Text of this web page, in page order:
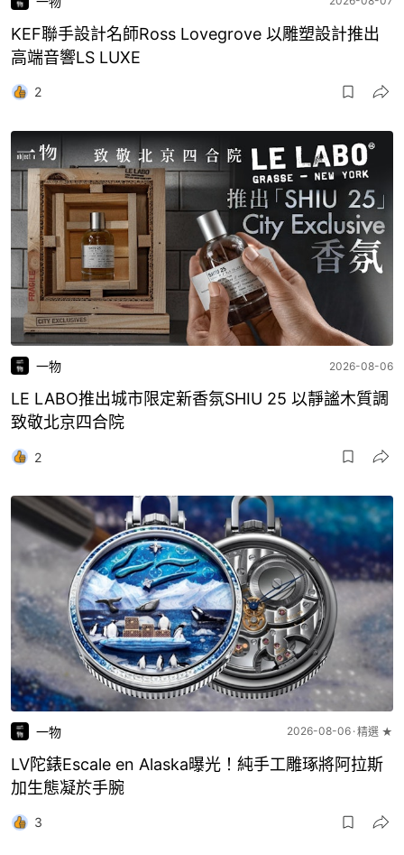
KEF聯手設計名師Ross Lovegrove 以雕塑設計推出
高端音響LS LUXE
2
一物 2026-08-06
LE LABO推出城市限定新香氛SHIU 25 以靜謐木質調
致敬北京四合院
2
一物 2026-08-06 精選 ★
LV陀錶Escale en Alaska曝光！純手工雕琢將阿拉斯
加生態凝於手腕
3